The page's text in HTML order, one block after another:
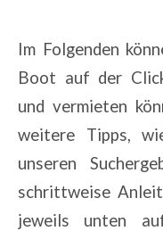
Im Folgenden
Boot auf der
und vermieten
weitere Tipps,
unseren
schrittweise
jeweils unten